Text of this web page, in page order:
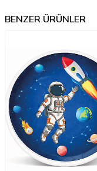
BENZER ÜRÜNLER